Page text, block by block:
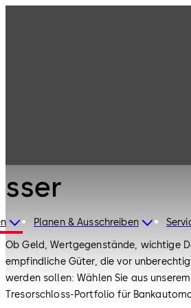
Planen & Ausschreiben
sser
Ob Geld, Wertgegenstände, wichtige
empfindliche Güter, die vor
werden sollen: Wählen Sie aus
Tresorschloss-Portfolio für